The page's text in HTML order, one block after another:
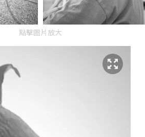
點擊圖片放大